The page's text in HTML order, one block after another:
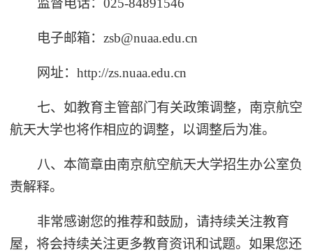
监督电话：025-84891546
电子邮箱：zsb@nuaa.edu.cn
网址：http://zs.nuaa.edu.cn
七、如教育主管部门有关政策调整，南京航空
航天大学也将作相应的调整，以调整后为准。
八、本简章由南京航空航天大学招生办公室负
责解释。
非常感谢您的推荐和鼓励，请持续关注教育
屋，将会持续关注更多教育资讯和试题。如果您还